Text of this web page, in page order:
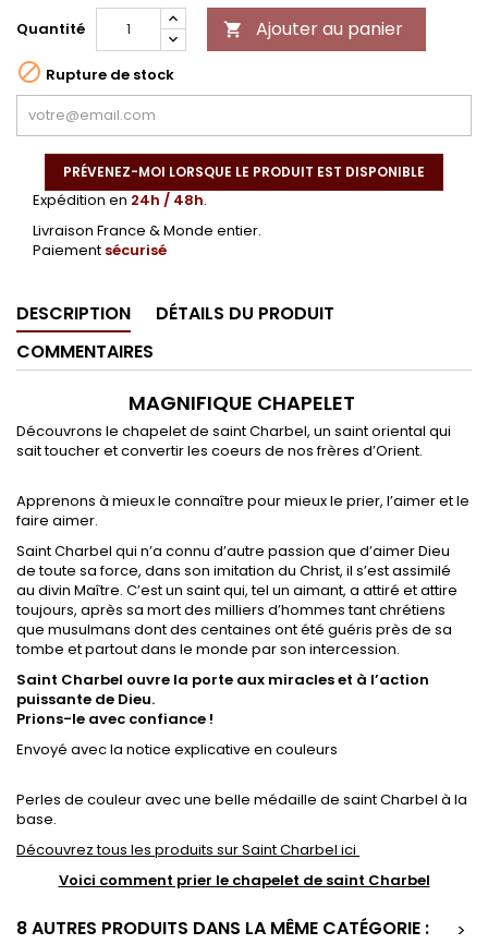
Quantité  Ajouter au panier
 Rupture de stock
PRÉVENEZ-MOI LORSQUE LE PRODUIT EST DISPONIBLE
Expédition en 24h / 48h.
Livraison France & Monde entier.
Paiement sécurisé
DESCRIPTION
DÉTAILS DU PRODUIT
COMMENTAIRES
MAGNIFIQUE CHAPELET
Découvrons le chapelet de saint Charbel, un saint oriental qui
sait toucher et convertir les coeurs de nos frères d’Orient.
Apprenons à mieux le connaître pour mieux le prier, l’aimer et le
faire aimer.
Saint Charbel qui n’a connu d’autre passion que d’aimer Dieu
de toute sa force, dans son imitation du Christ, il s’est assimilé
au divin Maître. C’est un saint qui, tel un aimant, a attiré et attire
toujours, après sa mort des milliers d’hommes tant chrétiens
que musulmans dont des centaines ont été guéris près de sa
tombe et partout dans le monde par son intercession.
Saint Charbel ouvre la porte aux miracles et à l’action
puissante de Dieu.
Prions-le avec confiance !
Envoyé avec la notice explicative en couleurs
Perles de couleur avec une belle médaille de saint Charbel à la
base.
Découvrez tous les produits sur Saint Charbel ici
Voici comment prier le chapelet de saint Charbel
8 AUTRES PRODUITS DANS LA MÊME CATÉGORIE :
>